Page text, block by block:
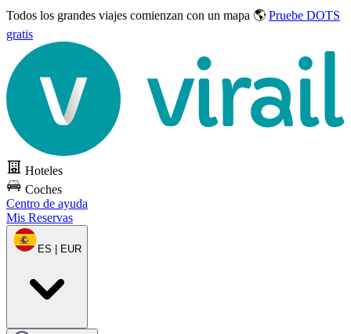
Todos los grandes viajes comienzan con un mapa 🌎 Pruebe DOTS
gratis
Hoteles
Coches
Centro de ayuda
Mis Reservas
ES | EUR